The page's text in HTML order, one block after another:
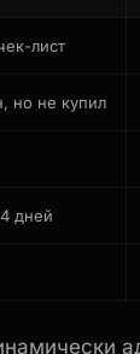
лист
но не купил
дней